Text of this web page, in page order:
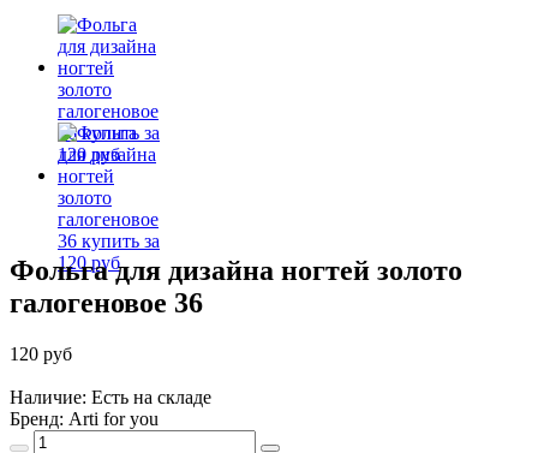
Фольга для дизайна ногтей золото
галогеновое 36
120 руб
Наличие: Есть на складе
Бренд: Arti for you